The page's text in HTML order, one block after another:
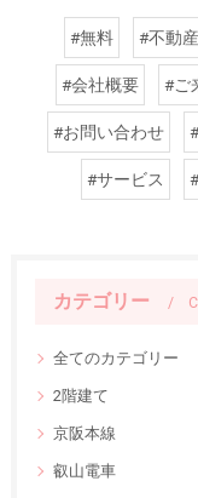
#無料 #不動
#会社概要 #ご
#お問い合わせ
#サービス
カテゴリー
全てのカテゴリー
2階建て
京阪本線
叡山電車